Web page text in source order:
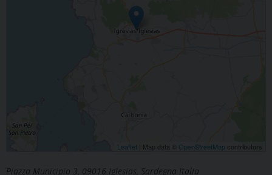
Leaflet | Map data © OpenStreetMap contributors
Piazza Municipio 3, 09016 Iglesias, Sardegna Italia